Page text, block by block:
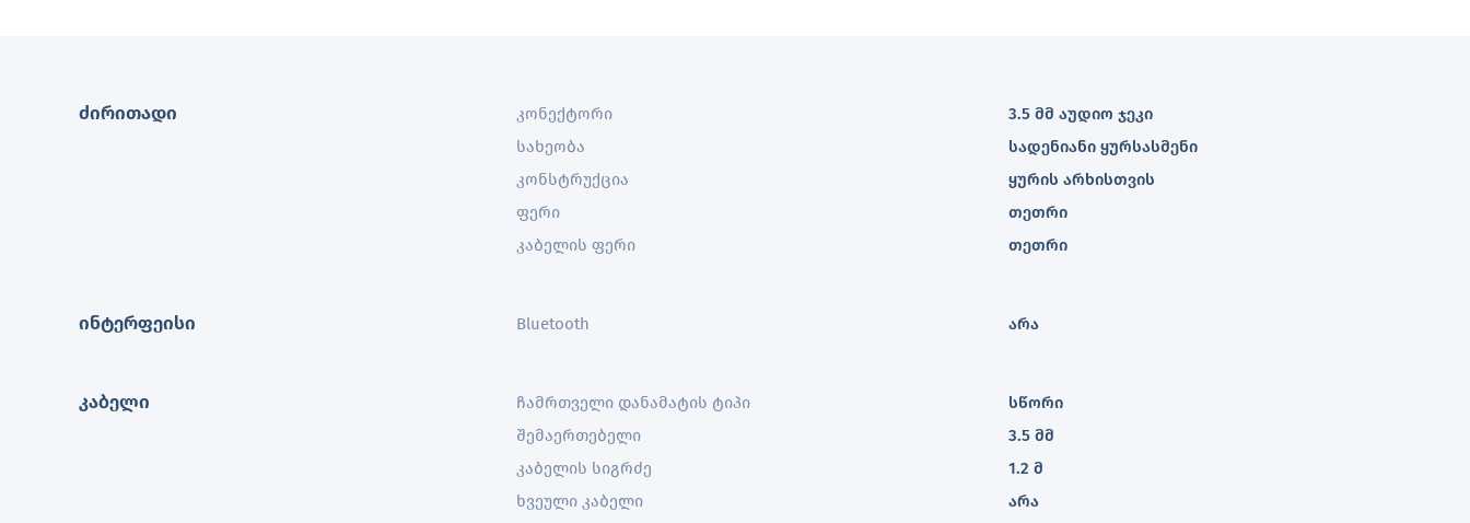
ძირითადი კონექტორი
3.5 მმ აუდიო ჯეკი
სახეობა
სადენიანი ყურსასმენი
კონსტრუქცია
ყურის არხისთვის
ფერი
თეთრი
კაბელის ფერი
თეთრი
ინტერფეისი Bluetooth არა
კაბელი ჩამრთველი დანამატის ტიპი
სწორი
შემაერთებელი
3.5 მმ
კაბელის სიგრძე
1.2 მ
ხვეული კაბელი
არა